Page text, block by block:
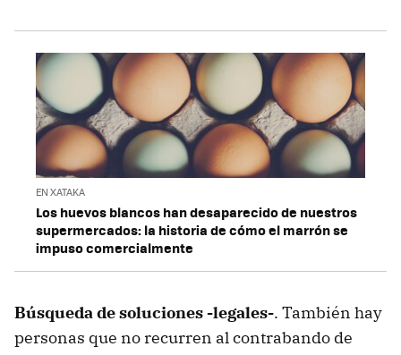
EN XATAKA
Los huevos blancos han desaparecido de nuestros
supermercados: la historia de cómo el marrón se
impuso comercialmente
Búsqueda de soluciones -legales-. También hay
personas que no recurren al contrabando de